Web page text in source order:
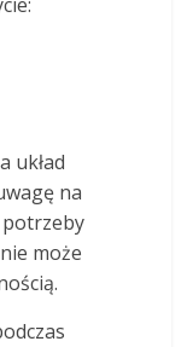
układ
na
potrzeby
może